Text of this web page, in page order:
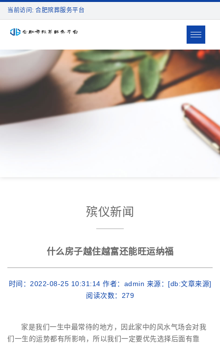
当前访问: 合肥殡葬服务平台
Toggle
殡仪新闻
什么房子越住越富还能旺运纳福
时间：2022-08-25 10:31:14 作者：admin 来源：[db:文章来源]
阅读次数： 279
家是我们一生中最常待的地方，因此家中的风水气场会对我
们一生的运势都有所影响，所以我们一定要优先选择后面有靠